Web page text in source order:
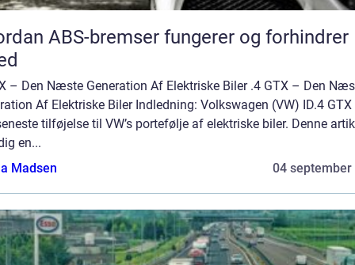
ABS-bremser fungerer og forhindrer
– Den Næste Generation Af Elektriske Biler .4 GTX – Den
Af Elektriske Biler Indledning: Volkswagen (VW) ID.4 GTX
tilføjelse til VW’s portefølje af elektriske biler. Denne
en...
Madsen
04 september